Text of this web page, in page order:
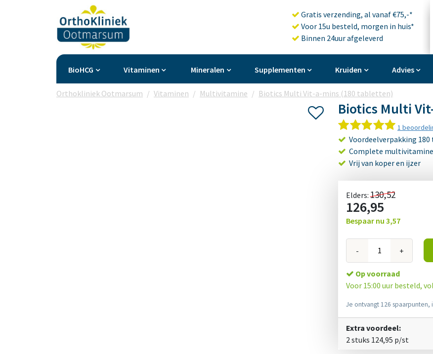
Gratis verzending, al vanaf €75,-*
Voor 15u besteld, morgen in huis*
Binnen 24uur afgeleverd
BioHCG Vitaminen Mineralen Supplementen Kruiden Advies
Orthokliniek Ootmarsum Vitaminen Multivitamine Biotics Multi Vit-a-mins (180 tabletten)
Biotics Multi
1
Voordeelverpakking
Complete multivitamine
Vrij van koper en ijzer
Elders:130,52
126,95
Bespaar nu 3,57
- +
Op voorraad
Voor 15:00 uur besteld,
Je ontvangt 126 spaarpunten,
Extra voordeel:
2 stuks 124,95 p/st